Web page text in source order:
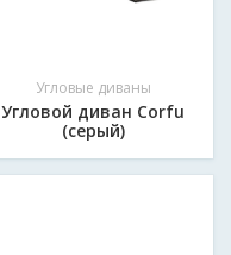
Угловые диваны
Угловой диван Corfu
(серый)